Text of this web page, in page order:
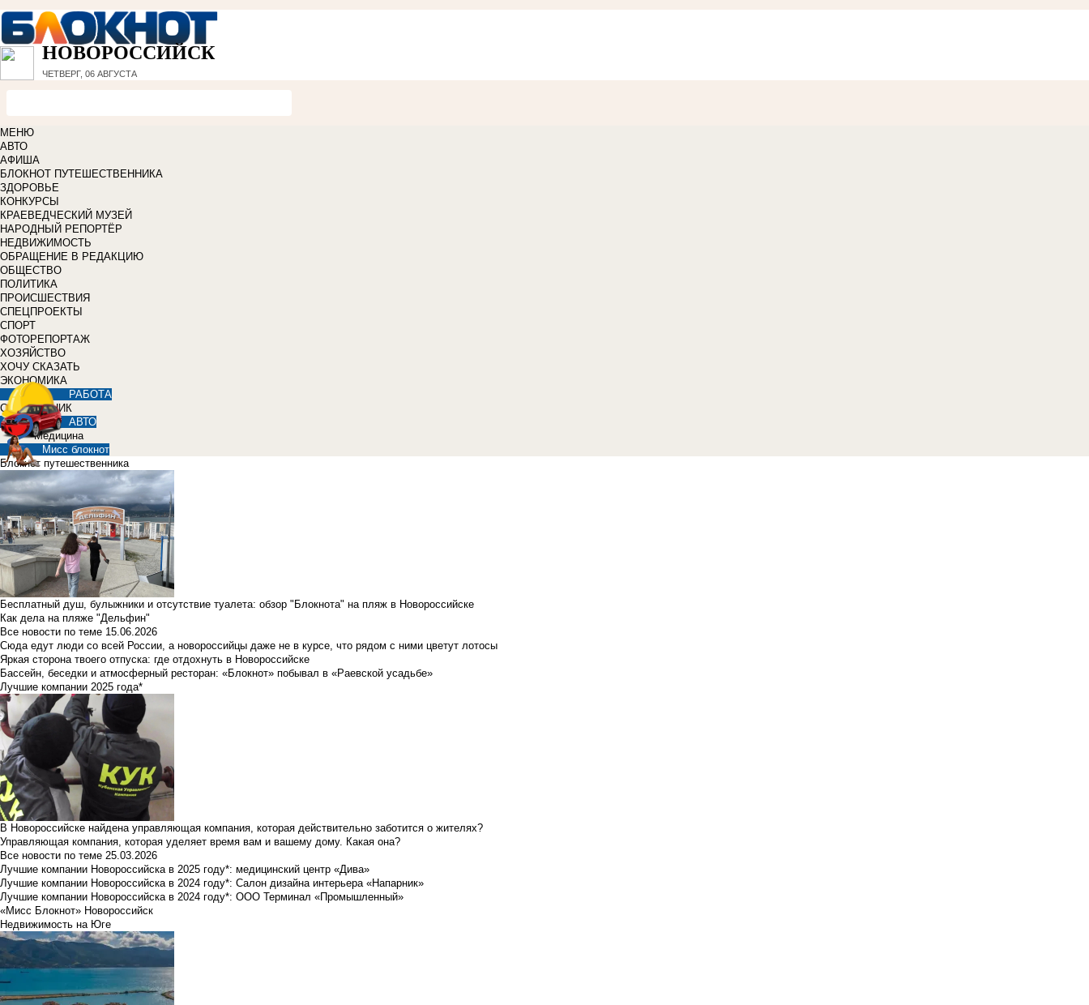
НОВОРОССИЙСК
ЧЕТВЕРГ, 06 АВГУСТА
МЕНЮ
АВТО
АФИША
БЛОКНОТ ПУТЕШЕСТВЕННИКА
ЗДОРОВЬЕ
КОНКУРСЫ
КРАЕВЕДЧЕСКИЙ МУЗЕЙ
НАРОДНЫЙ РЕПОРТЁР
НЕДВИЖИМОСТЬ
ОБРАЩЕНИЕ В РЕДАКЦИЮ
ОБЩЕСТВО
ПОЛИТИКА
ПРОИСШЕСТВИЯ
СПЕЦПРОЕКТЫ
СПОРТ
ФОТОРЕПОРТАЖ
ХОЗЯЙСТВО
ХОЧУ СКАЗАТЬ
ЭКОНОМИКА
РАБОТА
СПРАВОЧНИК
АВТО
Медицина
Мисс блокнот
Блокнот путешественника
Бесплатный душ, булыжники и отсутствие туалета: обзор "Блокнота" на пляж в Новороссийске
Как дела на пляже "Дельфин"
Все новости по теме 15.06.2026
Сюда едут люди со всей России, а новороссийцы даже не в курсе, что рядом с ними цветут лотосы
Яркая сторона твоего отпуска: где отдохнуть в Новороссийске
Бассейн, беседки и атмосферный ресторан: «Блокнот» побывал в «Раевской усадьбе»
Лучшие компании 2025 года*
В Новороссийске найдена управляющая компания, которая действительно заботится о жителях?
Управляющая компания, которая уделяет время вам и вашему дому. Какая она?
Все новости по теме 25.03.2026
Лучшие компании Новороссийска в 2025 году*: медицинский центр «Дива»
Лучшие компании Новороссийска в 2024 году*: Салон дизайна интерьера «Напарник»
Лучшие компании Новороссийска в 2024 году*: ООО Терминал «Промышленный»
«Мисс Блокнот» Новороссийск
Недвижимость на Юге